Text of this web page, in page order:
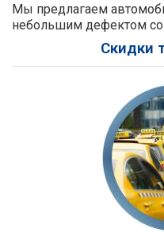
Мы предлагаем
небольшим дефектом со
Скидки